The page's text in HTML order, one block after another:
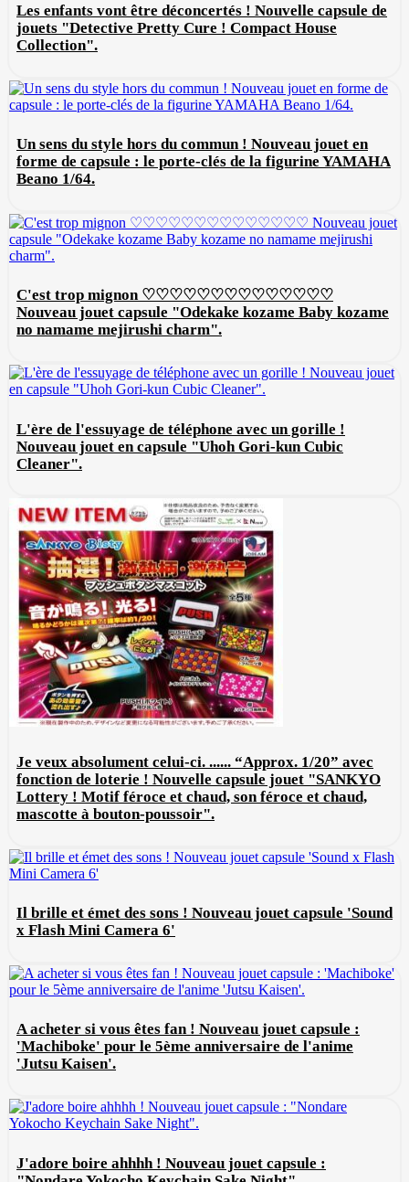
Les enfants vont être déconcertés ! Nouvelle capsule de
jouets "Detective Pretty Cure ! Compact House
Collection".
Un sens du style hors du commun ! Nouveau jouet en
forme de capsule : le porte-clés de la figurine YAMAHA
Beano 1/64.
C'est trop mignon ♡♡♡♡♡♡♡♡♡♡♡♡♡♡
Nouveau jouet capsule "Odekake kozame Baby kozame
no namame mejirushi charm".
L'ère de l'essuyage de téléphone avec un gorille !
Nouveau jouet en capsule "Uhoh Gori-kun Cubic
Cleaner".
Je veux absolument celui-ci. ...... “Approx. 1/20” avec
fonction de loterie ! Nouvelle capsule jouet "SANKYO
Lottery ! Motif féroce et chaud, son féroce et chaud,
mascotte à bouton-poussoir".
Il brille et émet des sons ! Nouveau jouet capsule 'Sound
x Flash Mini Camera 6'
A acheter si vous êtes fan ! Nouveau jouet capsule :
'Machiboke' pour le 5ème anniversaire de l'anime
'Jutsu Kaisen'.
J'adore boire ahhhh ! Nouveau jouet capsule :